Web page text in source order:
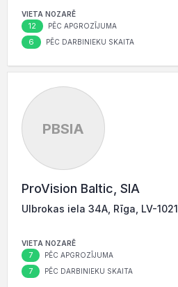
VIETA NOZARĒ
12 PĒC APGROZĪJUMA
6 PĒC DARBINIEKU SKAITA
PBSIA
ProVision Baltic, SIA
Ulbrokas iela 34A, Rīga, LV-1021
VIETA NOZARĒ
7 PĒC APGROZĪJUMA
7 PĒC DARBINIEKU SKAITA